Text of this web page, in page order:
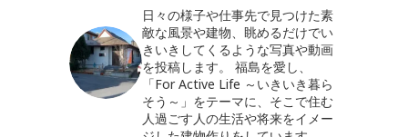
日々の様子や仕事先で見つけた素
敵な風景や建物、眺めるだけでい
きいきしてくるような写真や動画
を投稿します。
福島を愛し、
「For Active Life ～いきいき暮ら
そう～」をテーマに、そこで住む
人過ごす人の生活や将来をイメー